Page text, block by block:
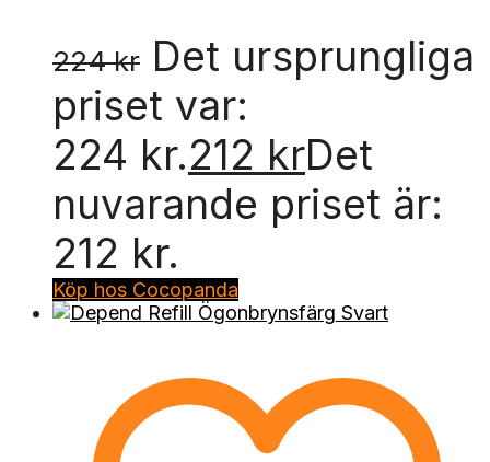
224kr Det ursprungliga
priset var:
224 kr.212 krDet
nuvarande priset är:
212 kr.
Köp hos Cocopanda